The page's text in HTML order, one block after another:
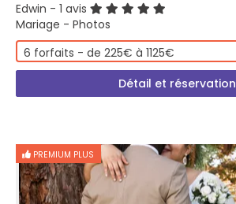
Edwin - 1 avis
Mariage - Photos
6 forfaits - de 225€ à 1125€
Détail et réservation
PREMIUM PLUS